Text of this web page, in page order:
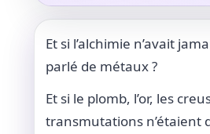
Et si l’alchimie n’avait
parlé de métaux ?
Et si le plomb, l’or, les
transmutations n’étaient